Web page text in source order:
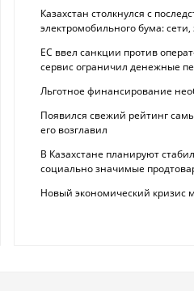
Казахстан столкнулся с
электромобильного бума:
ЕС ввел санкции против
сервис ограничил денежные
Льготное финансирование
Появился свежий рейтинг
его возглавил
В Казахстане планируют
социально значимые
Новый экономический кризис